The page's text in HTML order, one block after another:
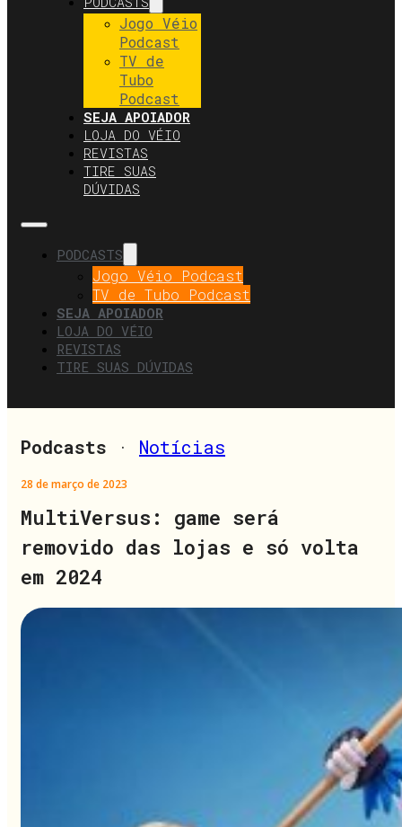
Jogo Véio
Podcast
TV de
Tubo
Podcast
SEJA APOIADOR
LOJA DO VÉIO
REVISTAS
TIRE SUAS
DÚVIDAS
PODCASTS
Jogo Véio Podcast
TV de Tubo Podcast
SEJA APOIADOR
LOJA DO VÉIO
REVISTAS
TIRE SUAS DÚVIDAS
Podcasts · Notícias
28 de março de 2023
MultiVersus: game será
removido das lojas e só volta
em 2024